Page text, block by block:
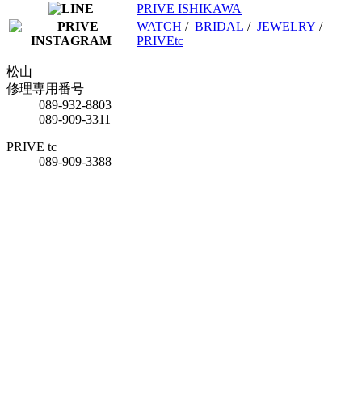
PRIVE ISHIKAWA
WATCH / BRIDAL / JEWELRY /
PRIVEtc
松山
修理専用番号
089-932-8803
089-909-3311
PRIVE tc
089-909-3388